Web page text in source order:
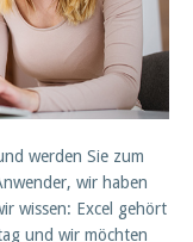
werden Sie zum
wir haben
wissen: Excel gehört
und wir möchten